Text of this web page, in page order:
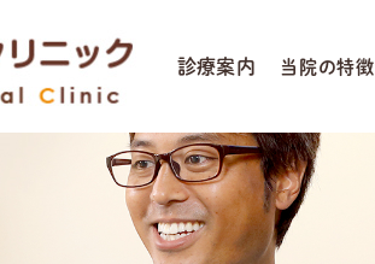
診療案内
診療のご案内
歯が抜けてしまった方へ
当院の特徴